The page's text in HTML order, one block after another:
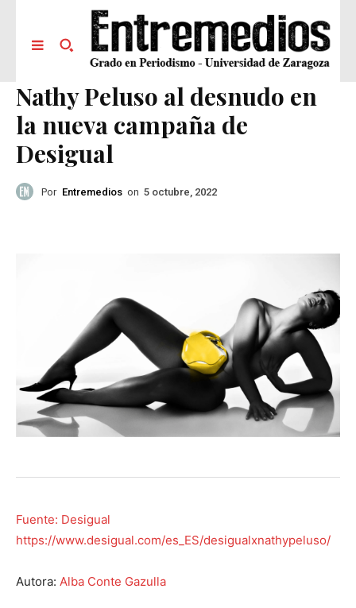
Nathy Peluso al desnudo en
la nueva campaña de
Desigual
Por Entremedios on 5 octubre, 2022
Fuente: Desigual
https://www.desigual.com/es_ES/desigualxnathypeluso/
Autora: Alba Conte Gazulla